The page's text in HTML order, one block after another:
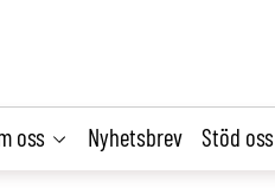
oss Nyhetsbrev Stöd oss